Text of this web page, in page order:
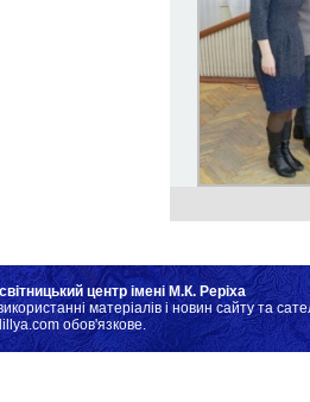
центр імені М.К. Реріха
матеріалів і новин сайту та
обов'язкове.